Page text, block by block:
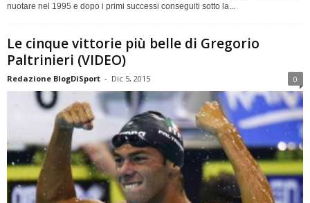
nuotare nel 1995 e dopo i primi successi conseguiti sotto la...
Le cinque vittorie più belle di Gregorio
Paltrinieri (VIDEO)
Redazione BlogDiSport - Dic 5, 2015 0